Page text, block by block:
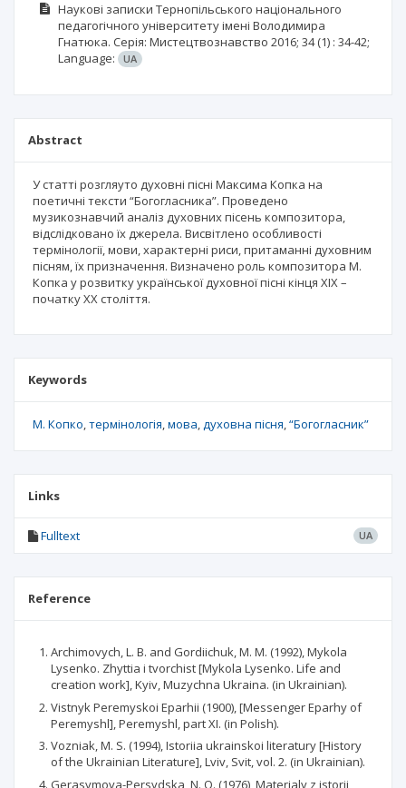
Наукові записки Тернопільського національного
педагогічного університету імені Володимира
Гнатюка. Серія: Мистецтвознавство 2016; 34(1) : 34-42;
Language:
UA
Abstract
У статті розгляyто духовні пісні Максима Копка на
поетичні тексти “Богогласника”. Проведено
музикознавчий аналіз духовних пісень композитора,
відслідковано їх джерела. Висвітлено особливості
термінології, мови, характерні риси, притаманні духовним
пісням, їх призначення. Визначено роль композитора М.
Копка у розвитку української духовної пісні кінця ХІХ –
початку ХХ століття.
Keywords
М. Копко термінологія мова духовна пісня “Богогласник”
Links
Fulltext UA
Reference
Archimovych, L. B. and Gordiichuk, M. M. (1992), Mykola
Lysenko. Zhyttia i tvorchist [Mykola Lysenko. Life and
creation work], Kyiv, Muzychna Ukraina. (in Ukrainian).
Vistnyk Peremyskoi Eparhii (1900), [Messenger Eparhy of
Peremyshl], Peremyshl, part XI. (in Polish).
Vozniak, M. S. (1994), Istoriia ukrainskoi literatury [History
of the Ukrainian Literature], Lviv, Svit, vol. 2. (in Ukrainian).
Gerasymova-Persydska, N. O. (1976), Materialy z istorii